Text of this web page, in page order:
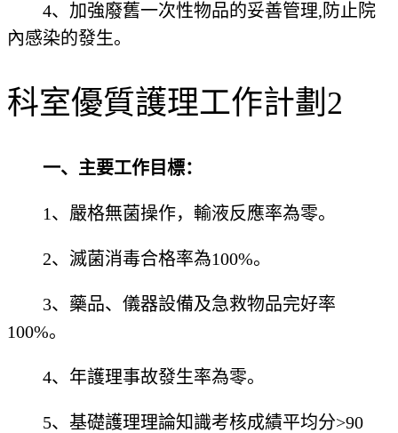
4、加強廢舊一次性物品的妥善管理,防止院
內感染的發生。
科室優質護理工作計劃2
一、主要工作目標：
1、嚴格無菌操作，輸液反應率為零。
2、滅菌消毒合格率為100%。
3、藥品、儀器設備及急救物品完好率
100%。
4、年護理事故發生率為零。
5、基礎護理理論知識考核成績平均分>90